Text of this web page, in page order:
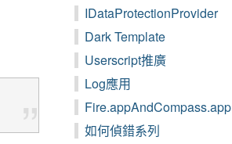
IDataProtectionProvider
Dark Template
Userscript推廣
Log應用
Fire.appAndCompass.app
如何偵錯系列